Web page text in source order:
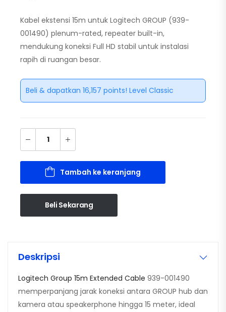
Kabel ekstensi 15m untuk Logitech GROUP (939-
001490) plenum-rated, repeater built-in,
mendukung koneksi Full HD stabil untuk instalasi
rapih di ruangan besar.
Beli & dapatkan 16,157 points! Level Classic
Tambah ke keranjang
Beli Sekarang
Deskripsi
Logitech Group 15m Extended Cable 939-001490
memperpanjang jarak koneksi antara GROUP hub dan
kamera atau speakerphone hingga 15 meter, ideal